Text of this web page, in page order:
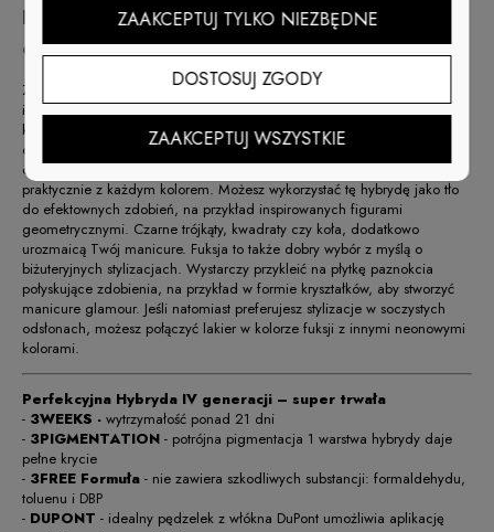
Hybryda w kolorze fuksji – stwórz
oryginalny manicure!
Zastanawiasz się, z jakimi lakierami można połączyć hybrydę w tym
intensywnie różowym odcieniu? Warto zdecydować się chociażby na
kontrastujące zestawienia. Fuksja wspaniale prezentuje się w duecie z
czernią i grafitem, ale także z bielą i tonacją kremową. Nie sposób
odmówić jej uniwersalnego charakteru – cudownie komponuje się
praktycznie z każdym kolorem. Możesz wykorzystać tę hybrydę jako tło
do efektownych zdobień, na przykład inspirowanych figurami
geometrycznymi. Czarne trójkąty, kwadraty czy koła, dodatkowo
urozmaicą Twój manicure. Fuksja to także dobry wybór z myślą o
biżuteryjnych stylizacjach. Wystarczy przykleić na płytkę paznokcia
połyskujące zdobienia, na przykład w formie kryształków, aby stworzyć
manicure glamour. Jeśli natomiast preferujesz stylizacje w soczystych
odsłonach, możesz połączyć lakier w kolorze fuksji z innymi neonowymi
kolorami.
Perfekcyjna Hybryda IV generacji – super trwała
- 3WEEKS - wytrzymałość ponad 21 dni
- 3PIGMENTATION - potrójna pigmentacja 1 warstwa hybrydy daje
pełne krycie
- 3FREE Formuła - nie zawiera szkodliwych substancji: formaldehydu,
toluenu i DBP
- DUPONT - idealny pędzelek z włókna DuPont umożliwia aplikację
ZAAKCEPTUJ TYLKO NIEZBĘDNE
DOSTOSUJ ZGODY
ZAAKCEPTUJ WSZYSTKIE